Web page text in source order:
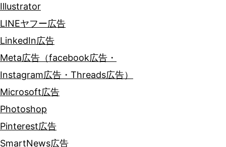
Illustrator
LINEヤフー広告
LinkedIn広告
Meta広告（facebook広告・
Instagram広告・Threads広告）
Microsoft広告
Photoshop
Pinterest広告
SmartNews広告